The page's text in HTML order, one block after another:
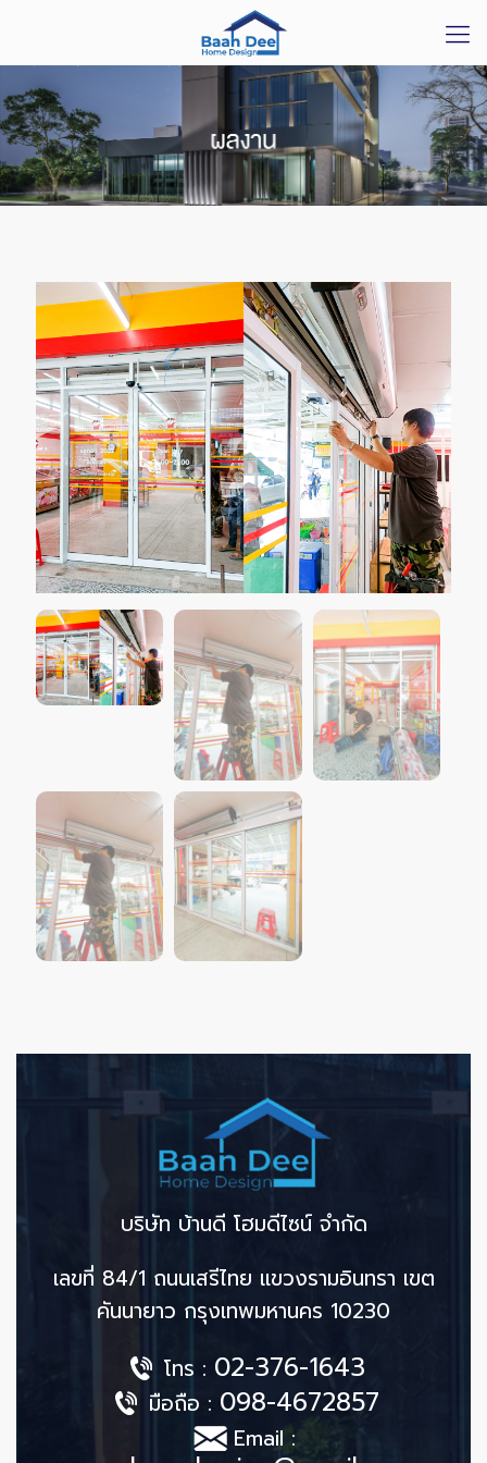
บริษัท บ้านดี โฮมดีไซน์ จำกัด
เลขที่ 84/1 ถนนเสรีไทย แขวงรามอินทรา เขต
คันนายาว กรุงเทพมหานคร 10230
โทร : 02-376-1643
มือถือ : 098-4672857
Email :